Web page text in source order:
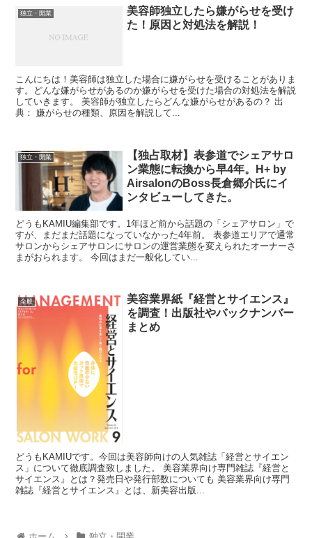
独立・開業
美容師独立したら嫌がらせを受け
た！原因と対処法を解説！
こんにちは！美容師は独立した場合に嫌がらせを受けることがありま
す。どんな嫌がらせがあるのか嫌がらせを受けた場合の対処法を解説
していきます。 美容師が独立したらどんな嫌がらせがあるの？ 出
典： 嫌がらせの種類、原因を解説して...
独立・開業
【独占取材】表参道でシェアサロ
ン業態に転換から早4年。H+ by
AirsalonのBoss長倉郷介氏にイ
ンタビューしてきた。
どうもKAMIU編集部です。1年ほど前から話題の「シェアサロン」で
すが、まだまだ話題になっていなかった4年前。 表参道エリアで通常
サロンからシェアサロンにサロンの運営業態を変えられたオーナーさ
まがおられます。 今回はまだ一般化してい...
全般
美容業界紙『経営とサイエンス』
を調査！出版社やバックナンバー
まとめ
どうもKAMIUです。今回は美容師向けの人気雑誌「経営とサイエン
ス」について徹底調査致しました。 美容業界向け専門雑誌『経営と
サイエンス』とは？発売日や発行部数についても 美容業界向け専門
雑誌『経営とサイエンス』とは、新美容出版...